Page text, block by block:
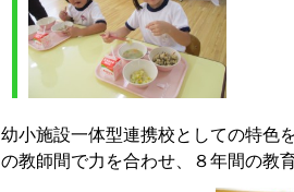
幼小施設一体型連携校としての特色
の教師間で力を合わせ、８年間の教